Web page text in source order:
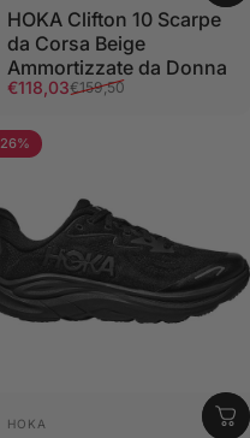
HOKA Clifton 10 Scarpe
da Corsa Beige
Ammortizzate da Donna
Prezzo scontato
€118,03
Prezzo di listino
€159,50
26%
Fornitore:
HOKA